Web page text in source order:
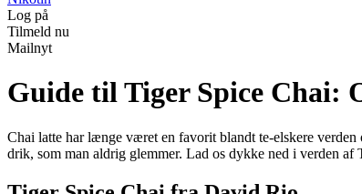
Log på
Tilmeld nu
Mailnyt
Guide til Tiger Spice Chai:
Chai latte har længe været en favorit blandt te-elskere
drik, som man aldrig glemmer. Lad os dykke ned i verden